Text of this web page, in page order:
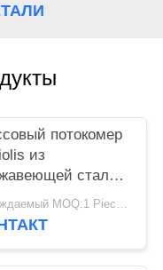
потокомер
из
стали с
0,2% и
точностью
обсуждаемый MOQ:1 Piece / Pieces